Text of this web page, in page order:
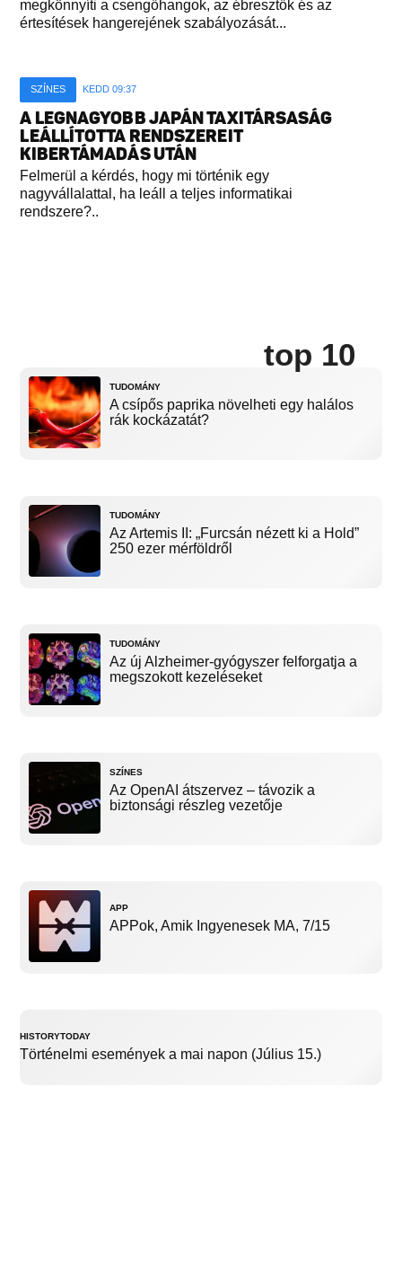
megkönnyíti a csengőhangok, az ébresztők és az
értesítések hangerejének szabályozását...
SZÍNES KEDD 09:37
A LEGNAGYOBB JAPÁN TAXITÁRSASÁG
LEÁLLÍTOTTA RENDSZEREIT
KIBERTÁMADÁS UTÁN
Felmerül a kérdés, hogy mi történik egy
nagyvállalattal, ha leáll a teljes informatikai
rendszere?..
top 10
TUDOMÁNY
A csípős paprika növelheti egy halálos
rák kockázatát?
TUDOMÁNY
Az Artemis II: „Furcsán nézett ki a Hold”
250 ezer mérföldről
TUDOMÁNY
Az új Alzheimer-gyógyszer felforgatja a
megszokott kezeléseket
SZÍNES
Az OpenAI átszervez – távozik a
biztonsági részleg vezetője
APP
APPok, Amik Ingyenesek MA, 7/15
HISTORYTODAY
Történelmi események a mai napon (Július 15.)